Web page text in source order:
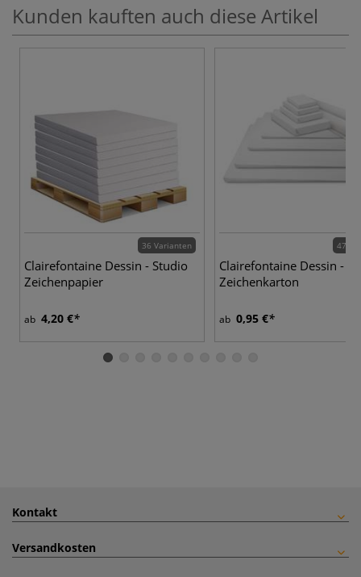
Kunden kauften auch diese Artikel
36 Varianten
Clairefontaine Dessin - Studio
Zeichenpapier
ab 4,20 €
47
Clairefontaine Dessin -
Zeichenkarton
ab 0,95 €
Kontakt
Versandkosten